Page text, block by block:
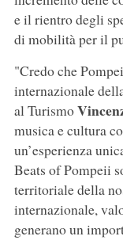
e il rientro degli
di mobilità per il
"Credo che
internazionale
al Turismo
musica e cultura
un’esperienza
Beats of Pompeii
territoriale della
internazionale,
generano un